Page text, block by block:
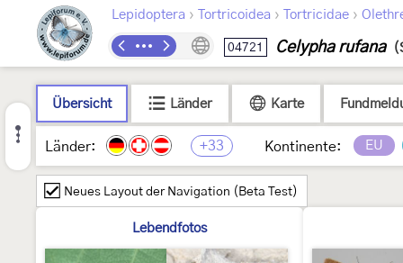
Lepidoptera › Tortricoidea › Tortricidae ›
04721 Celypha rufana
Übersicht Länder Karte
Länder: +33 Kontinente: EU
Neues Layout der Navigation (Beta Test)
Lebendfotos